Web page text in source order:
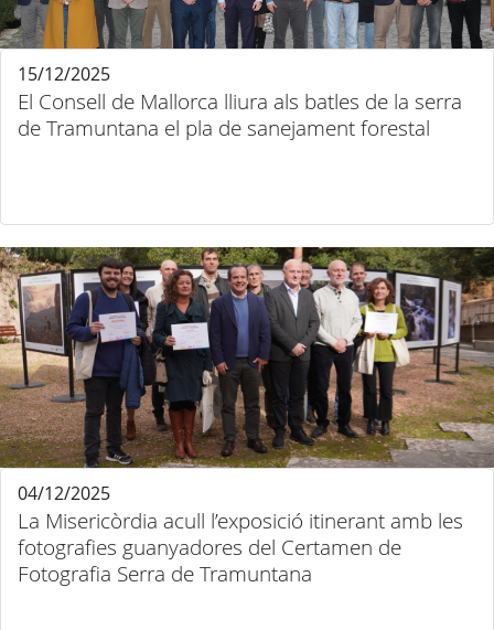
El Consell de Mallorca lliura als batles de la serra
de Tramuntana el pla de sanejament forestal
15/12/2025
La Misericòrdia acull l’exposició itinerant amb les
fotografies guanyadores del Certamen de
Fotografia Serra de Tramuntana
04/12/2025